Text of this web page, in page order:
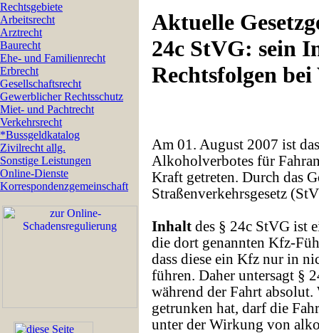
Rechtsgebiete
Arbeitsrecht
Arztrecht
Baurecht
Ehe- und Familienrecht
Erbrecht
Gesellschaftsrecht
Gewerblicher Rechtsschutz
Miet- und Pachtrecht
Verkehrsrecht
*Bussgeldkatalog
Zivilrecht allg.
Sonstige Leistungen
Online-Dienste
Korrespondenzgemeinschaft
Aktuelle
24c StVG: sein
Rechtsfolgen bei
Am 01. August 2007 ist
Alkoholverbotes für
Kraft getreten. Durch das
Straßenverkehrsgesetz
Inhalt des § 24c StVG ist
die dort genannten Kfz-
dass diese ein Kfz nur in
führen. Daher untersagt §
während der Fahrt
getrunken hat, darf die
unter der Wirkung von